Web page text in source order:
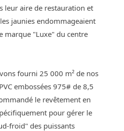
leur aire de restauration et
jaunies endommageaient
marque "Luxe" du centre
fourni 25 000 m² de nos
embossées 975# de 8,5
le revêtement en
pour gérer le
froid" des puissants